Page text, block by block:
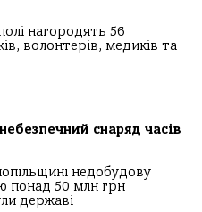
нагородять 56
волонтерів, медиків та
снаряд часів
недобудову
понад 50 млн грн
державі